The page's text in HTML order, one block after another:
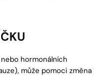
hormonálních
může pomoci změna